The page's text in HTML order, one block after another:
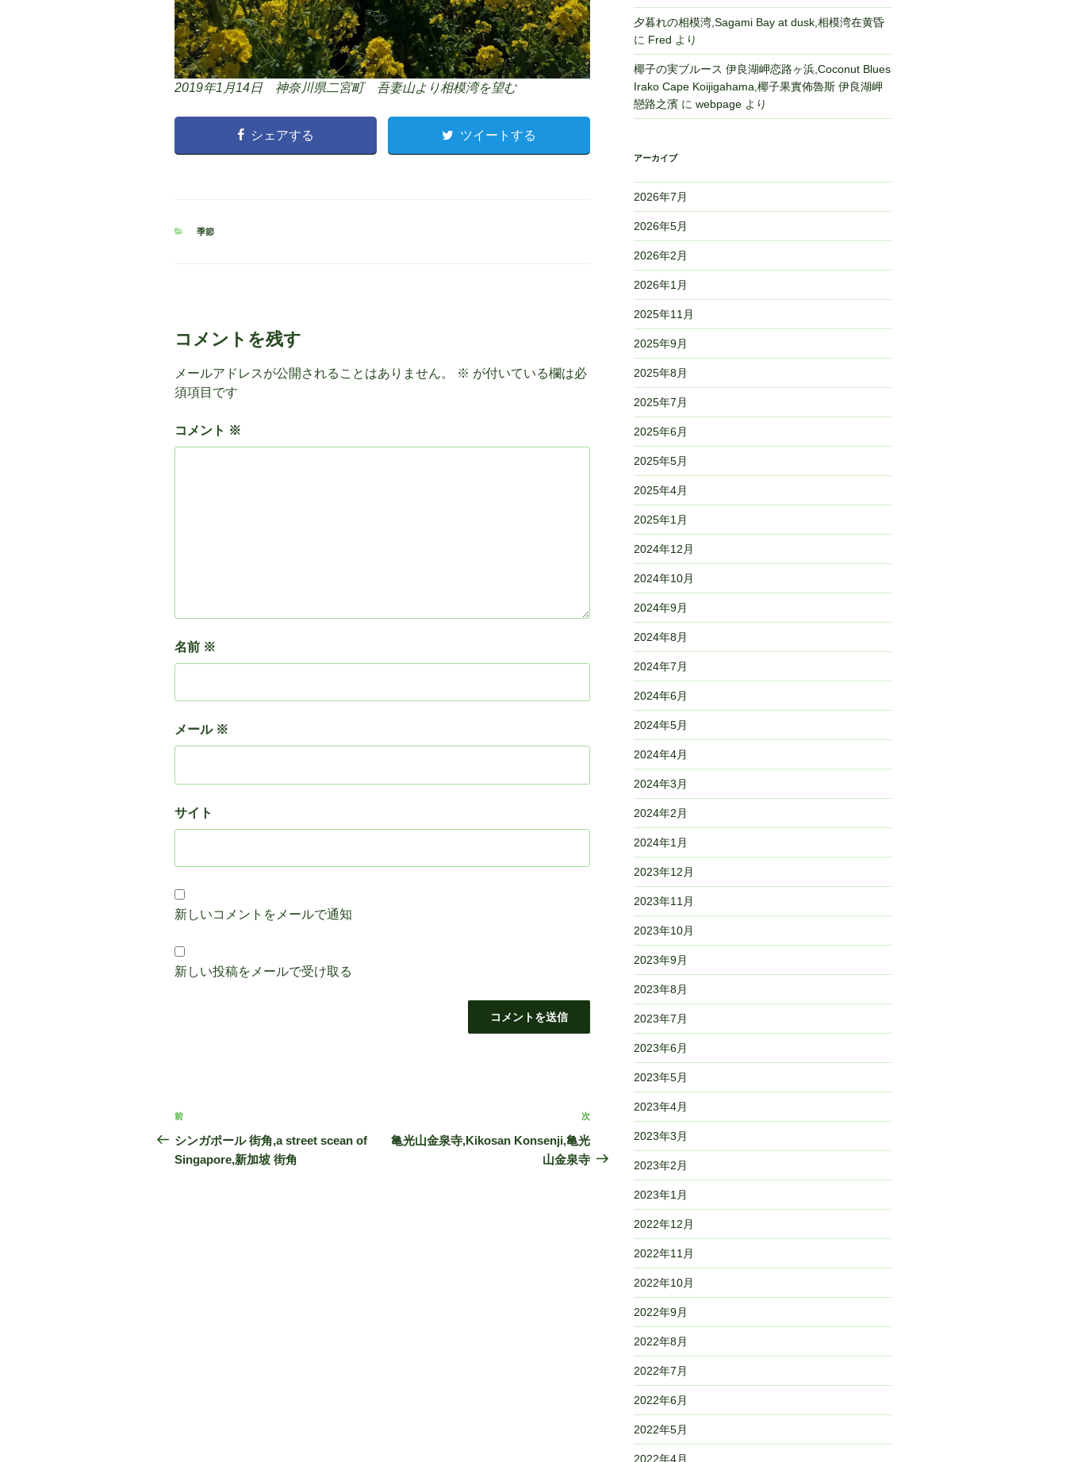
2019年1月14日 神奈川県二宮町 吾妻山より相模湾を望む
シェアする ツイートする
カ
季節
コメントを残す
メールアドレスが公開されることはありません。 ※ が付いている欄は必
須項目です
コメント ※
名前 ※
メール ※
サイト
新しいコメントをメールで通知
新しい投稿をメールで受け取る
投
稿
ナ
前
の
投
前
シンガポール 街角,a street scean of
Singapore,新加坡 街角
次
の
投
次
亀光山金泉寺,Kikosan Konsenji,亀光
山金泉寺
夕暮れの相模湾,Sagami Bay at dusk,相模湾在黄昏
に Fred より
椰子の実ブルース 伊良湖岬恋路ヶ浜,Coconut Blues
Irako Cape Koijigahama,椰子果實佈魯斯 伊良湖岬
戀路之濱に webpageより
アーカイブ
2026年7月
2026年5月
2026年2月
2026年1月
2025年11月
2025年9月
2025年8月
2025年7月
2025年6月
2025年5月
2025年4月
2025年1月
2024年12月
2024年10月
2024年9月
2024年8月
2024年7月
2024年6月
2024年5月
2024年4月
2024年3月
2024年2月
2024年1月
2023年12月
2023年11月
2023年10月
2023年9月
2023年8月
2023年7月
2023年6月
2023年5月
2023年4月
2023年3月
2023年2月
2023年1月
2022年12月
2022年11月
2022年10月
2022年9月
2022年8月
2022年7月
2022年6月
2022年5月
2022年4月